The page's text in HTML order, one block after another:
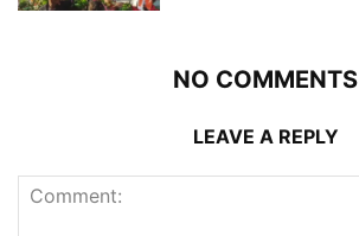
NO COMMENTS
LEAVE A REPLY